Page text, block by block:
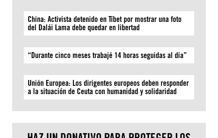
China: Activista detenido en Tíbet por mostrar una foto
del Dalái Lama debe quedar en libertad
“Durante cinco meses trabajé 14 horas seguidas al día”
Unión Europea: Los dirigentes europeos deben responder
a la situación de Ceuta con humanidad y solidaridad